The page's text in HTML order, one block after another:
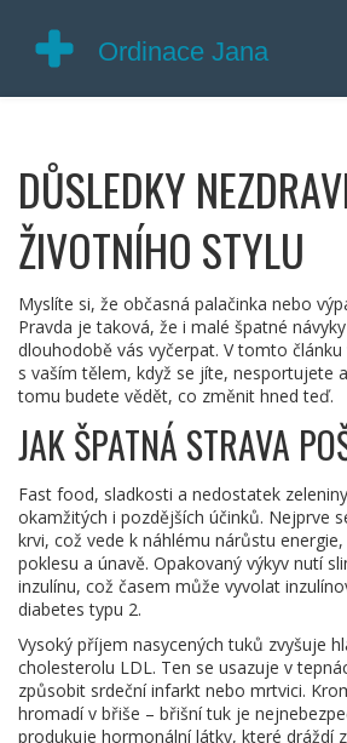
DŮSLEDKY
ŽIVOTNÍHO STYLU
Myslíte si, že občasná palačinka nebo
Pravda je taková, že i malé špatné
dlouhodobě vás vyčerpat. V tomto
s vaším tělem, když se jíte, nesportujete
tomu budete vědět, co změnit hned teď.
JAK ŠPATNÁ STRAVA
Fast food, sladkosti a nedostatek
okamžitých i pozdějších účinků. Nejprve
krvi, což vede k náhlému nárůstu
poklesu a únavě. Opakovaný výkyv nutí
inzulínu, což časem může vyvolat
diabetes typu 2.
Vysoký příjem nasycených tuků zvyšuje
cholesterolu LDL. Ten se usazuje v
způsobit srdeční infarkt nebo mrtvici.
hromadí v břiše – břišní tuk je
produkuje hormonální látky, které dráždí